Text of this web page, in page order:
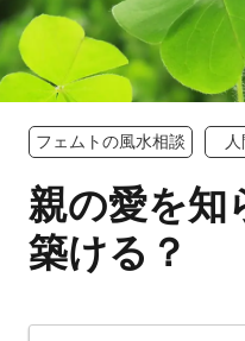
フェムトの風水相談
親の愛を知
築ける？